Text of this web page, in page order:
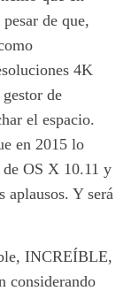
de que,
4K
de
el espacio.
en 2015 lo
de OS X 10.11 y
aplausos. Y será
INCREÍBLE,
considerando